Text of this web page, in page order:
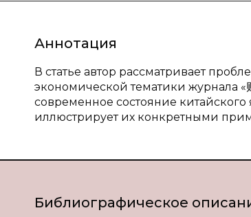
Аннотация
В статье автор рассматривает
экономической тематики журнала «
современное состояние
иллюстрирует их конкретными
Библиографическое